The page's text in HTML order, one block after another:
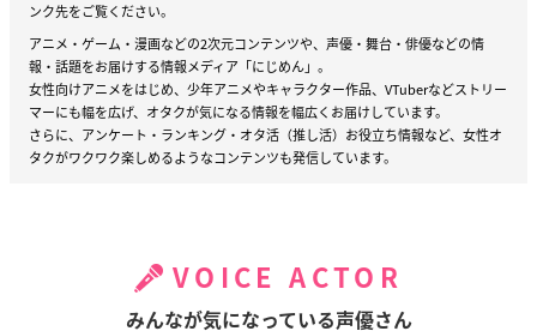
ンク先をご覧ください。
アニメ・ゲーム・漫画などの2次元コンテンツや、声優・舞台・俳優などの情
報・話題をお届けする情報メディア「にじめん」。
女性向けアニメをはじめ、少年アニメやキャラクター作品、VTuberなどストリー
マーにも幅を広げ、オタクが気になる情報を幅広くお届けしています。
さらに、アンケート・ランキング・オタ活（推し活）お役立ち情報など、女性オ
タクがワクワク楽しめるようなコンテンツも発信しています。
VOICE ACTOR
みんなが気になっている声優さん